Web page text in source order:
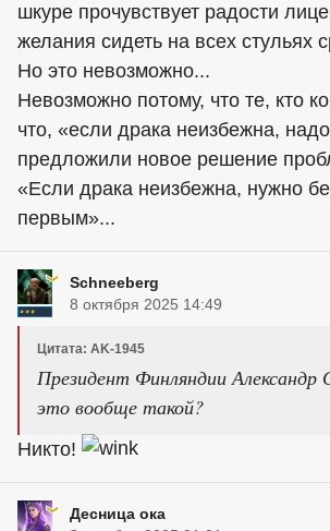
шкуре прочувствует радости
желания сидеть на всех стульях
Но это невозможно...
Невозможно потому, что те, кто
что, «если драка неизбежна,
предложили новое решение
«Если драка неизбежна, нужно
первым»...
Schneeberg
8 октября 2025 14:49
Цитата: AK-1945
Президент Финляндии
это вообще такой?
Никто!
Десница ока